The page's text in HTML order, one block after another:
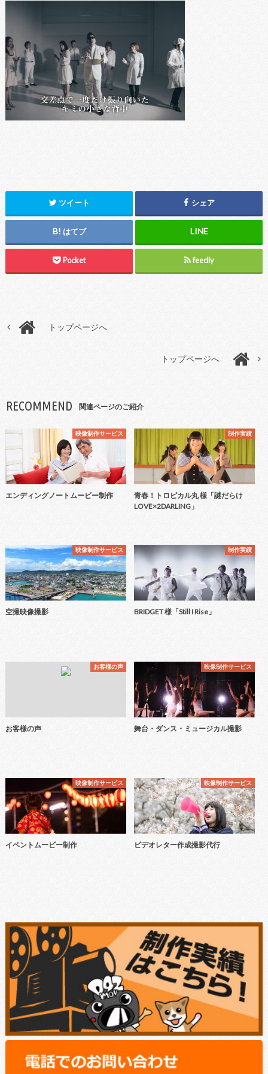
ツイート シェア
はてブ
Pocket feedly
トップページへ
トップページへ
RECOMMEND 関連ページのご紹介
映像制作サービス
エンディングノートムービー制作
制作実績
青春！トロピカル丸 様「謎だらけ
LOVE×2DARLING」
映像制作サービス
空撮映像撮影
制作実績
BRIDGET 様「Still I Rise」
お客様の声
お客様の声
映像制作サービス
舞台・ダンス・ミュージカル撮影
映像制作サービス
イベントムービー制作
映像制作サービス
ビデオレター作成撮影代行